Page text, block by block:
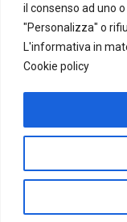
il consenso ad uno
"Personalizza" o
L'informativa in
Cookie policy